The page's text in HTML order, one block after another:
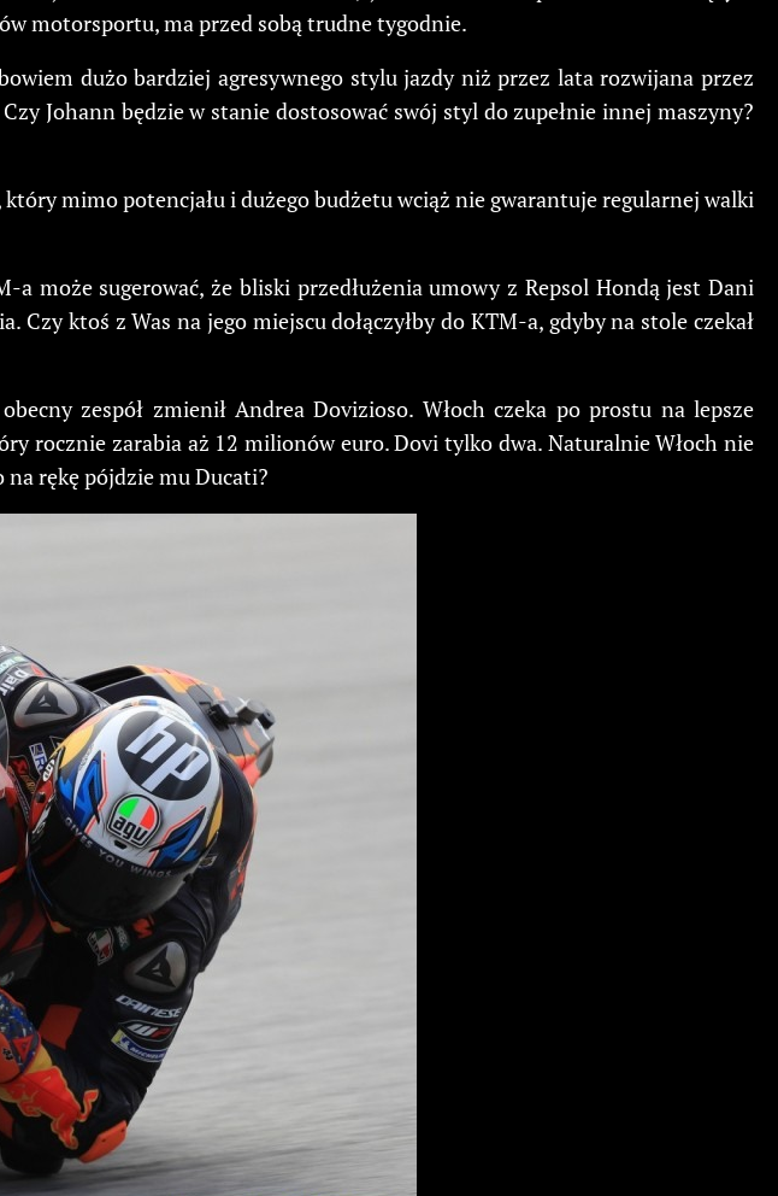
motorsportu, ma przed sobą trudne tygodnie.
dużo bardziej agresywnego stylu jazdy niż przez lata rozwijana przez
Johann będzie w stanie dostosować swój styl do zupełnie innej maszyny?
mimo potencjału i dużego budżetu wciąż nie gwarantuje regularnej walki
może sugerować, że bliski przedłużenia umowy z Repsol Hondą jest Dani
Czy ktoś z Was na jego miejscu dołączyłby do KTM-a, gdyby na stole czekał
zespół zmienił Andrea Dovizioso. Włoch czeka po prostu na lepsze
rocznie zarabia aż 12 milionów euro. Dovi tylko dwa. Naturalnie Włoch nie
na rękę pójdzie mu Ducati?